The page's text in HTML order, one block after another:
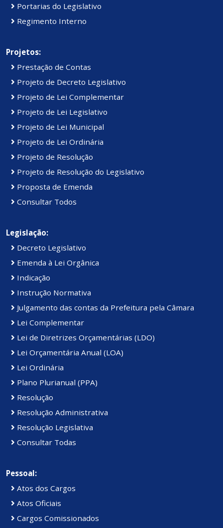
Portarias do Legislativo
Regimento Interno
Projetos:
Prestação de Contas
Projeto de Decreto Legislativo
Projeto de Lei Complementar
Projeto de Lei Legislativo
Projeto de Lei Municipal
Projeto de Lei Ordinária
Projeto de Resolução
Projeto de Resolução do Legislativo
Proposta de Emenda
Consultar Todos
Legislação:
Decreto Legislativo
Emenda à Lei Orgânica
Indicação
Instrução Normativa
Julgamento das contas da Prefeitura pela Câmara
Lei Complementar
Lei de Diretrizes Orçamentárias (LDO)
Lei Orçamentária Anual (LOA)
Lei Ordinária
Plano Plurianual (PPA)
Resolução
Resolução Administrativa
Resolução Legislativa
Consultar Todas
Pessoal:
Atos dos Cargos
Atos Oficiais
Cargos Comissionados